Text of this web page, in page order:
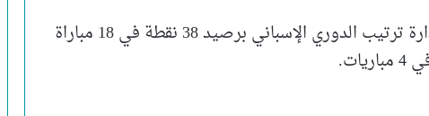
الجدير بالذكر ان البرسا يعتلي البارسا صدارة ترتيب الدوري الإسباني برصيد 38 نقطة في 18 مباراة